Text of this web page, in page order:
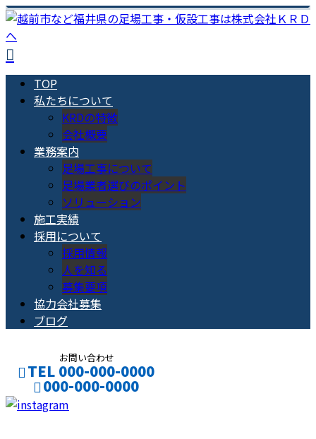
TOP
私たちについて
KRDの特徴
会社概要
業務案内
足場工事について
足場業者選びのポイント
ソリューション
施工実績
採用について
採用情報
人を知る
募集要項
協力会社募集
ブログ
お問い合わせ
TEL 000-000-0000
000-000-0000